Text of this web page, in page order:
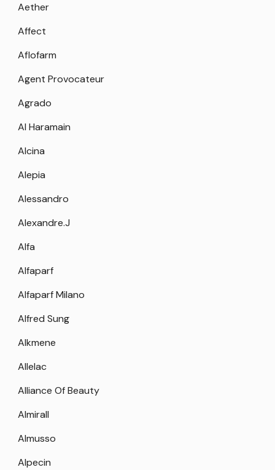
Aether
Affect
Aflofarm
Agent Provocateur
Agrado
Al Haramain
Alcina
Alepia
Alessandro
Alexandre.J
Alfa
Alfaparf
Alfaparf Milano
Alfred Sung
Alkmene
Allelac
Alliance Of Beauty
Almirall
Almusso
Alpecin